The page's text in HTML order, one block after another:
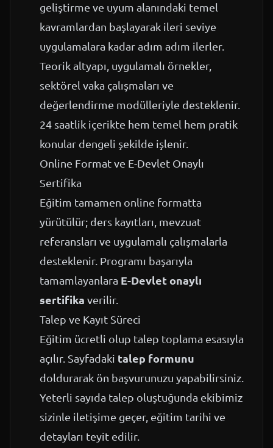
geliştirme ve uyum alanındaki temel
kavramlardan başlayarak ileri seviye
uygulamalara kadar adım adım ilerler.
Teorik altyapı, uygulamalı örnekler,
sektörel vaka çalışmaları ve
değerlendirme modülleriyle desteklenir.
24 saatlik içerikte hem temel hem pratik
konular dengeli şekilde işlenir.
Online Format ve E-Devlet Onaylı
Sertifika
Eğitim tamamen online formatta
yürütülür; ders kayıtları, mevzuat
referansları ve uygulamalı çalışmalarla
desteklenir. Programı başarıyla
tamamlayanlara E-Devlet onaylı
sertifika verilir.
Talep ve Kayıt Süreci
Eğitim ücretli olup talep toplama esasıyla
açılır. Sayfadaki talep formunu
doldurarak ön başvurunuzu yapabilirsiniz.
Yeterli sayıda talep oluştuğunda ekibimiz
sizinle iletişime geçer, eğitim tarihi ve
detayları teyit edilir.